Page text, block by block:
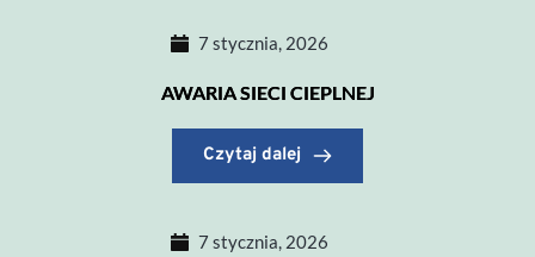
7 stycznia, 2026
AWARIA SIECI CIEPLNEJ
Czytaj dalej
7 stycznia, 2026